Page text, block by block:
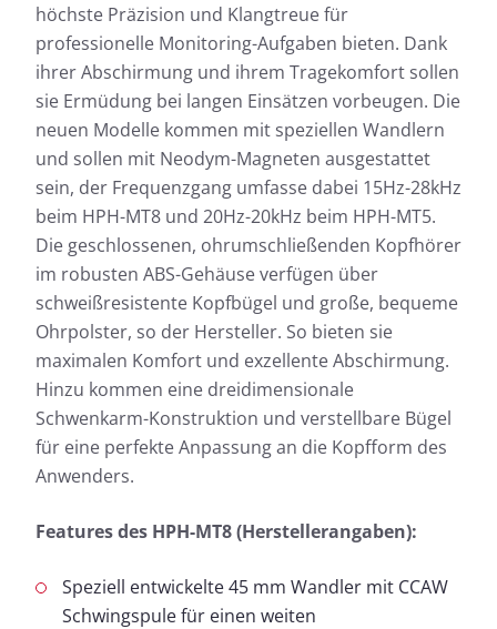
höchste Präzision und Klangtreue für
professionelle Monitoring-Aufgaben bieten. Dank
ihrer Abschirmung und ihrem Tragekomfort sollen
sie Ermüdung bei langen Einsätzen vorbeugen. Die
neuen Modelle kommen mit speziellen Wandlern
und sollen mit Neodym-Magneten ausgestattet
sein, der Frequenzgang umfasse dabei 15Hz-28kHz
beim HPH-MT8 und 20Hz-20kHz beim HPH-MT5.
Die geschlossenen, ohrumschließenden Kopfhörer
im robusten ABS-Gehäuse verfügen über
schweißresistente Kopfbügel und große, bequeme
Ohrpolster, so der Hersteller. So bieten sie
maximalen Komfort und exzellente Abschirmung.
Hinzu kommen eine dreidimensionale
Schwenkarm-Konstruktion und verstellbare Bügel
für eine perfekte Anpassung an die Kopfform des
Anwenders.
Features des HPH-MT8 (Herstellerangaben):
Speziell entwickelte 45 mm Wandler mit CCAW
Schwingspule für einen weiten